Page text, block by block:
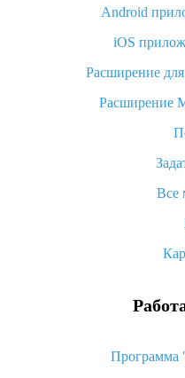
Вы отменили заказ на
Что такое баллы на
«AliExpress Standard
как его
Как покупать
Что делать, если не
Android
iOS
Расширение
Расширение
Все
Программа